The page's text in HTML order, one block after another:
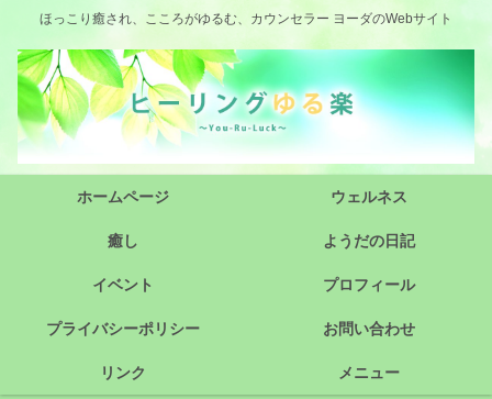
ほっこり癒され、こころがゆるむ、カウンセラー ヨーダのWebサイト
ホームページ ウェルネス
癒し ようだの日記
イベント プロフィール
プライバシーポリシー お問い合わせ
リンク メニュー